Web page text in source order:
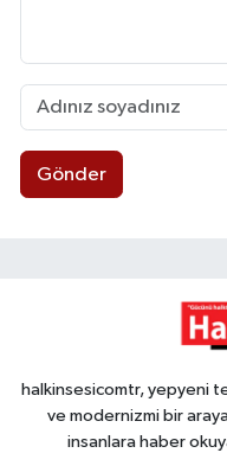
Gönder
halkinsesicomtr, yepyeni
ve modernizmi bir
insanlara haber